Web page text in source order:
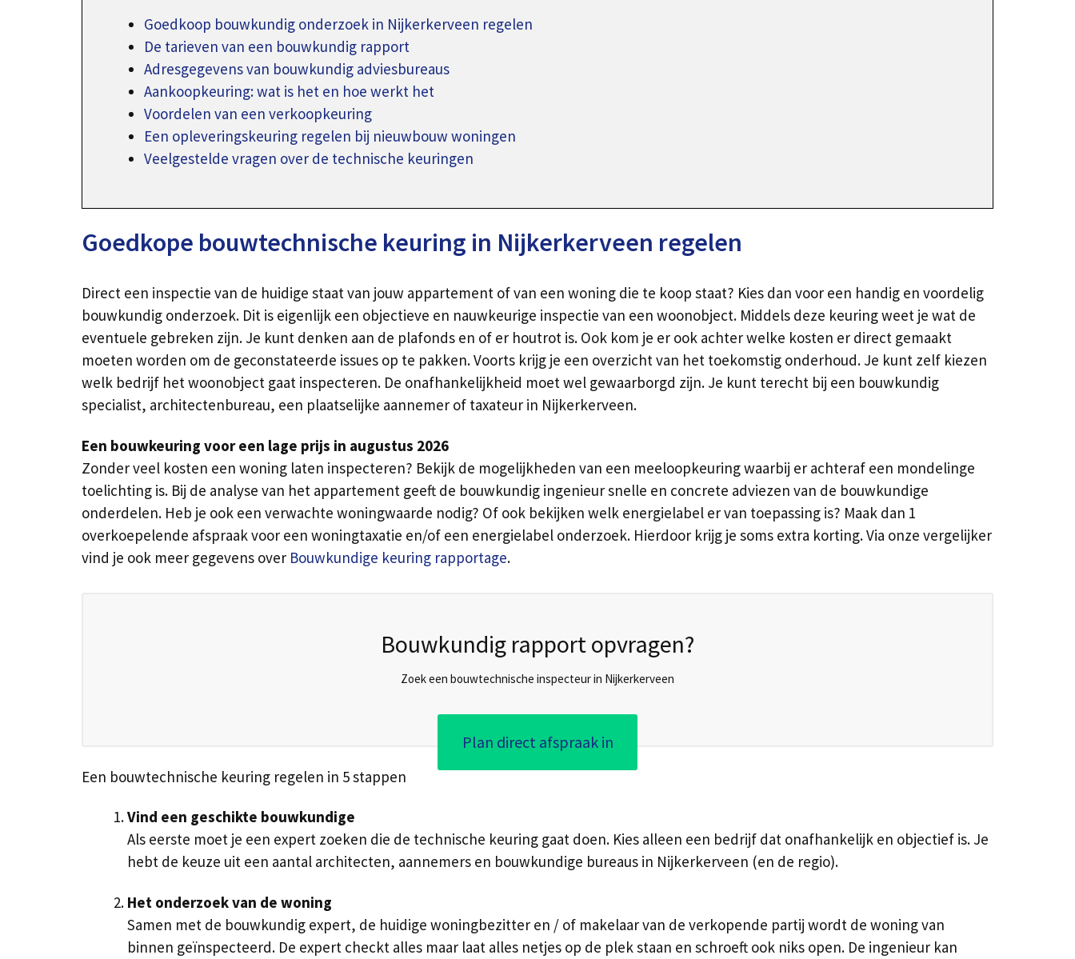
Goedkoop bouwkundig onderzoek in Nijkerkerveen regelen
De tarieven van een bouwkundig rapport
Adresgegevens van bouwkundig adviesbureaus
Aankoopkeuring: wat is het en hoe werkt het
Voordelen van een verkoopkeuring
Een opleveringskeuring regelen bij nieuwbouw woningen
Veelgestelde vragen over de technische keuringen
Goedkope bouwtechnische keuring in Nijkerkerveen regelen
Direct een inspectie van de huidige staat van jouw appartement of van een woning die te koop staat? Kies dan voor een handig en voordelig
bouwkundig onderzoek. Dit is eigenlijk een objectieve en nauwkeurige inspectie van een woonobject. Middels deze keuring weet je wat de
eventuele gebreken zijn. Je kunt denken aan de plafonds en of er houtrot is. Ook kom je er ook achter welke kosten er direct gemaakt
moeten worden om de geconstateerde issues op te pakken. Voorts krijg je een overzicht van het toekomstig onderhoud. Je kunt zelf kiezen
welk bedrijf het woonobject gaat inspecteren. De onafhankelijkheid moet wel gewaarborgd zijn. Je kunt terecht bij een bouwkundig
specialist, architectenbureau, een plaatselijke aannemer of taxateur in Nijkerkerveen.
Een bouwkeuring voor een lage prijs in augustus 2026
Zonder veel kosten een woning laten inspecteren? Bekijk de mogelijkheden van een meeloopkeuring waarbij er achteraf een mondelinge
toelichting is. Bij de analyse van het appartement geeft de bouwkundig ingenieur snelle en concrete adviezen van de bouwkundige
onderdelen. Heb je ook een verwachte woningwaarde nodig? Of ook bekijken welk energielabel er van toepassing is? Maak dan 1
overkoepelende afspraak voor een woningtaxatie en/of een energielabel onderzoek. Hierdoor krijg je soms extra korting. Via onze vergelijker
vind je ook meer gegevens over Bouwkundige keuring rapportage.
Bouwkundig rapport opvragen?
Zoek een bouwtechnische inspecteur in Nijkerkerveen
Plan direct afspraak in
Een bouwtechnische keuring regelen in 5 stappen
Vind een geschikte bouwkundige
Als eerste moet je een expert zoeken die de technische keuring gaat doen. Kies alleen een bedrijf dat onafhankelijk en objectief is. Je
hebt de keuze uit een aantal architecten, aannemers en bouwkundige bureaus in Nijkerkerveen (en de regio).
Het onderzoek van de woning
Samen met de bouwkundig expert, de huidige woningbezitter en / of makelaar van de verkopende partij wordt de woning van
binnen geïnspecteerd. De expert checkt alles maar laat alles netjes op de plek staan en schroeft ook niks open. De ingenieur kan